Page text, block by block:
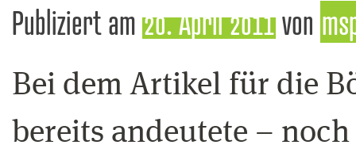
Publiziert am 20. April 2011von
Bei dem Artikel für die
bereits andeutete –